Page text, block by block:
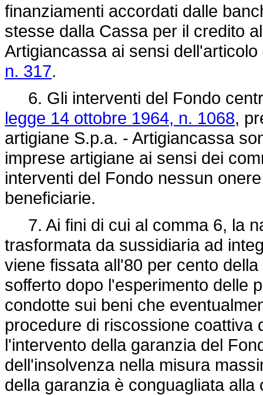
finanziamenti accordati dalle
stesse dalla Cassa per il credito
Artigiancassa ai sensi
n. 317.
6. Gli interventi del Fondo
legge 14 ottobre 1964, n. 1068,
artigiane S.p.a. - Artigiancassa
imprese artigiane ai sensi dei
interventi del Fondo nessun
beneficiarie.
7. Ai fini di cui al comma 6, la
trasformata da sussidiaria ad
viene fissata all'80 per cento
sofferto dopo l'esperimento delle
condotte sui beni che
procedure di riscossione coattiva
l'intervento della garanzia del
dell'insolvenza nella misura
della garanzia è conguagliata